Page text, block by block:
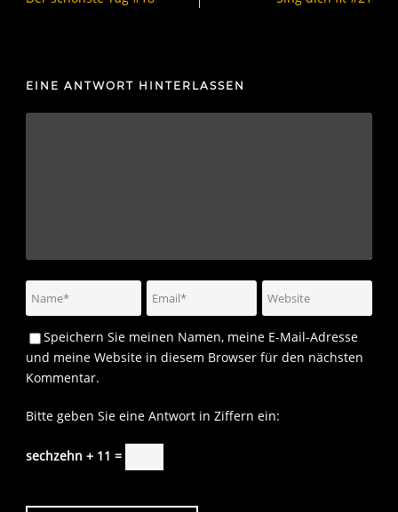
EINE ANTWORT HINTERLASSEN
Speichern Sie meinen Namen, meine E-Mail-Adresse
und meine Website in diesem Browser für den nächsten
Kommentar.
Bitte geben Sie eine Antwort in Ziffern ein:
sechzehn + 11 =